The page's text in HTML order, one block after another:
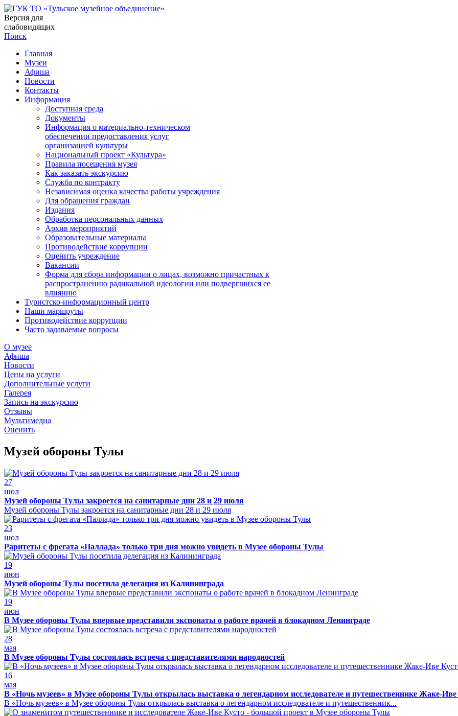
Версия для
слабовидящих
Поиск
Главная
Музеи
Афиша
Новости
Контакты
Информация
Доступная среда
Документы
Информация о материально-техническом
обеспечении предоставления услуг
организацией культуры
Национальный проект «Культура»
Правила посещения музея
Как заказать экскурсию
Служба по контракту
Независимая оценка качества работы учреждения
Для обращения граждан
Издания
Обработка персональных данных
Архив мероприятий
Образовательные материалы
Противодействие коррупции
Оценить учреждение
Вакансии
Форма для сбора информации о лицах, возможно причастных к
распространению радикальной идеологии или подвергшихся ее
влиянию
Туристско-информационный центр
Наши маршруты
Противодействие коррупции
Часто задаваемые вопросы
О музее
Афиша
Новости
Цены на услуги
Дополнительные услуги
Галерея
Запись на экскурсию
Отзывы
Мультимедиа
Оценить
Музей обороны Тулы
27
июл
Музей обороны Тулы закроется на санитарные дни 28 и 29 июля
Музей обороны Тулы закроется на санитарные дни 28 и 29 июля
23
июл
Раритеты с фрегата «Паллада» только три дня можно увидеть в Музее обороны Тулы
19
июн
Музей обороны Тулы посетила делегация из Калининграда
19
июн
В Музее обороны Тулы впервые представили экспонаты о работе врачей в блокадном Ленинграде
28
мая
В Музее обороны Тулы состоялась встреча с представителями народностей
16
мая
В «Ночь музеев» в Музее обороны Тулы открылась выставка о легендарном исследователе и путешественнике Жаке-
В «Ночь музеев» в Музее обороны Тулы открылась выставка о легендарном исследователе и путешественник...